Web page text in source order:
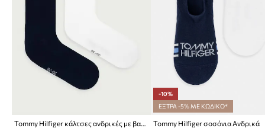
Tommy Hilfiger κάλτσες ανδρικές με βαμβάκι 2-pack
-10%
ΕΞΤΡΑ -5% ΜΕ ΚΩΔΙΚΟ*
Tommy Hilfiger σοσόνια Ανδρικά